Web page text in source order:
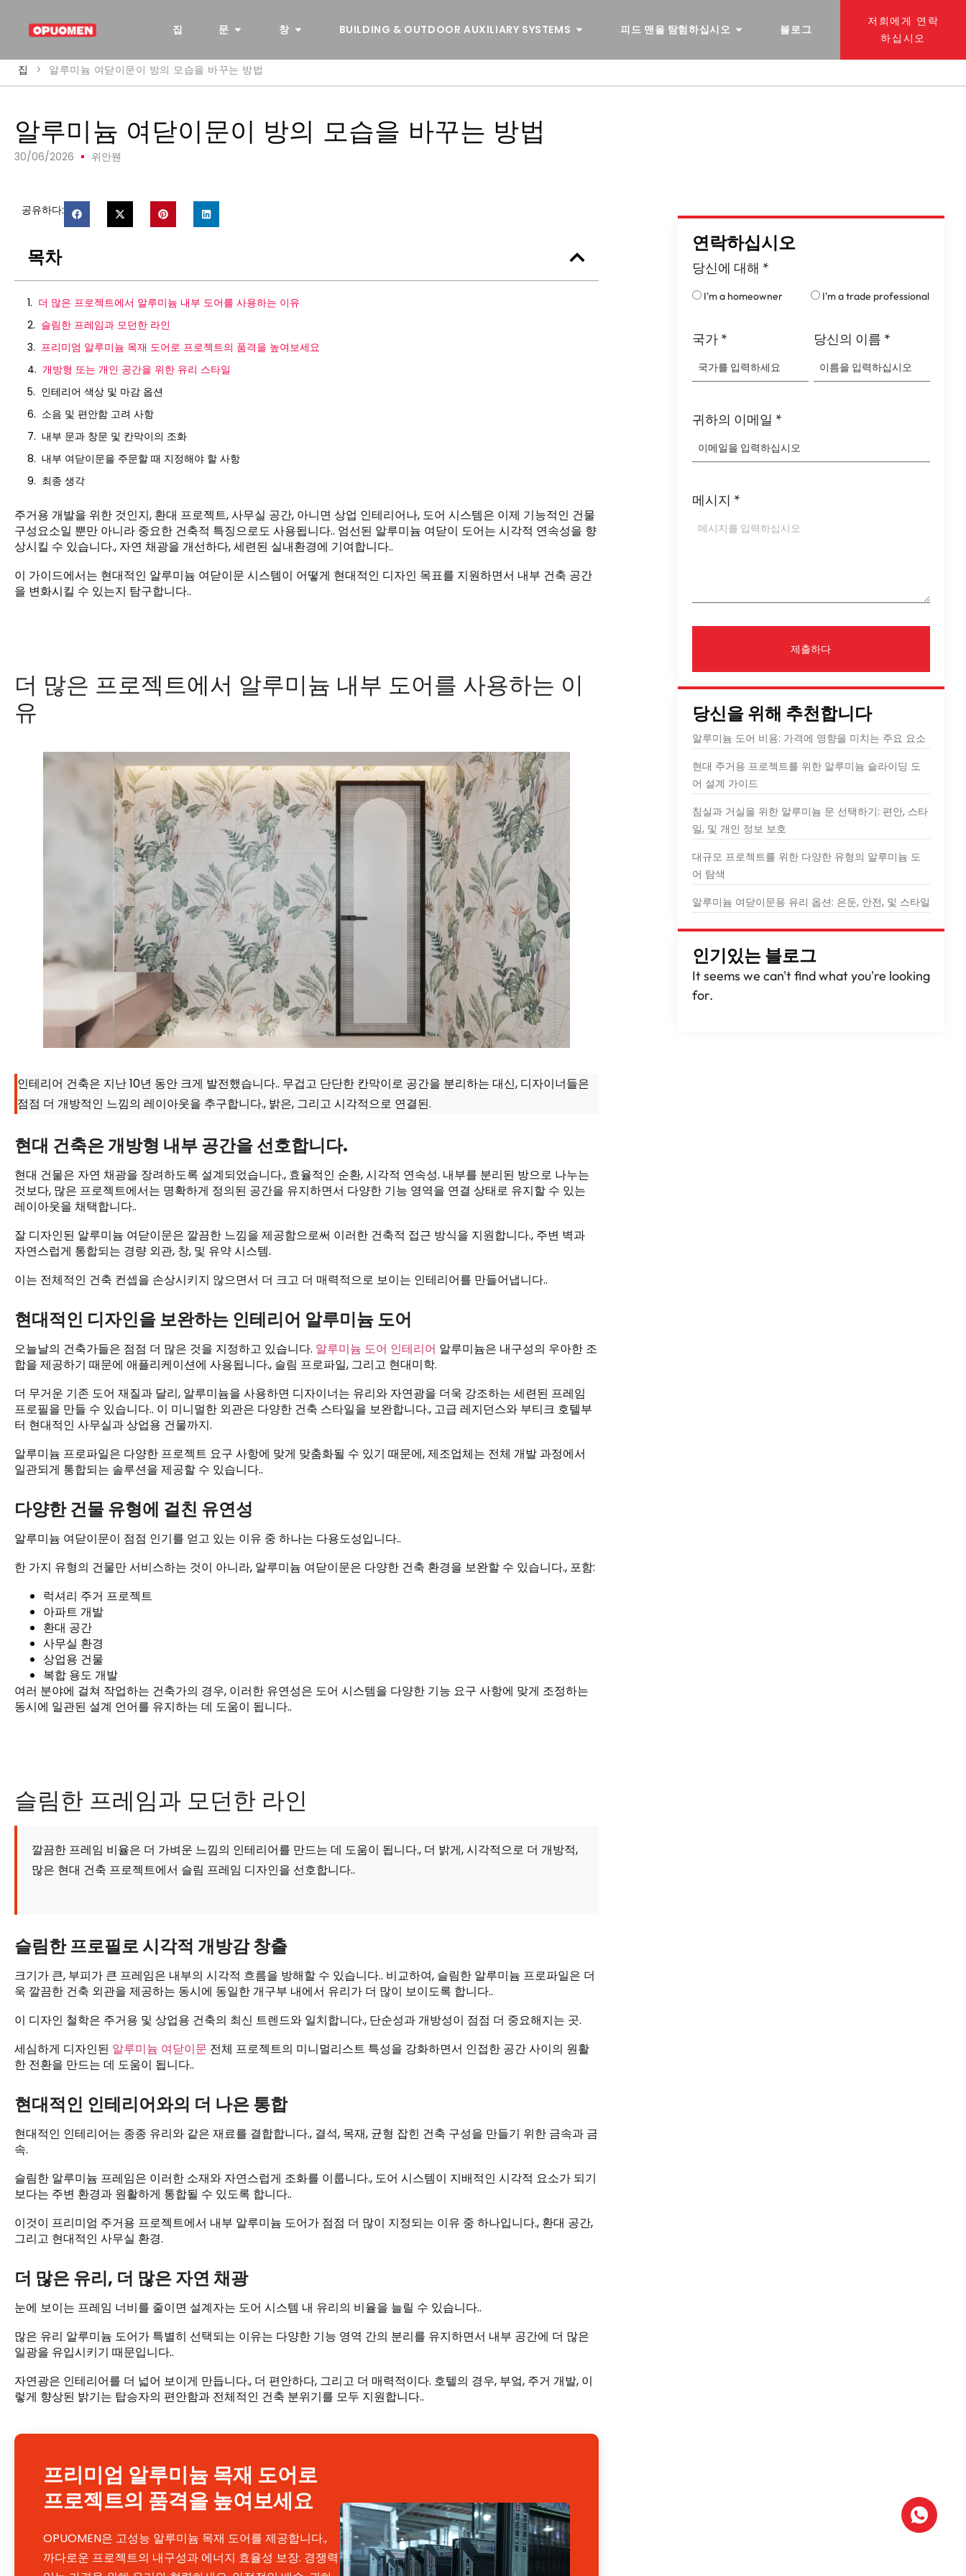
집 문 창 BUILDING & OUTDOOR AUXILIARY SYSTEMS 피드 맨을 탐험하십시오 블로그
저희에게 연락
하십시오
집 > 알루미늄 여닫이문이 방의 모습을 바꾸는 방법
알루미늄 여닫이문이 방의 모습을 바꾸는 방법
30/06/2026 위안웬
공유하다:
목차
더 많은 프로젝트에서 알루미늄 내부 도어를 사용하는 이유
슬림한 프레임과 모던한 라인
프리미엄 알루미늄 목재 도어로 프로젝트의 품격을 높여보세요
개방형 또는 개인 공간을 위한 유리 스타일
인테리어 색상 및 마감 옵션
소음 및 편안함 고려 사항
내부 문과 창문 및 칸막이의 조화
내부 여닫이문을 주문할 때 지정해야 할 사항
최종 생각
주거용 개발을 위한 것인지, 환대 프로젝트, 사무실 공간, 아니면 상업 인테리어나, 도어 시스템은 이제 기능적인 건물
구성요소일 뿐만 아니라 중요한 건축적 특징으로도 사용됩니다.. 엄선된 알루미늄 여닫이 도어는 시각적 연속성을 향
상시킬 수 있습니다., 자연 채광을 개선하다, 세련된 실내환경에 기여합니다..
이 가이드에서는 현대적인 알루미늄 여닫이문 시스템이 어떻게 현대적인 디자인 목표를 지원하면서 내부 건축 공간
을 변화시킬 수 있는지 탐구합니다..
더 많은 프로젝트에서 알루미늄 내부 도어를 사용하는 이
유
인테리어 건축은 지난 10년 동안 크게 발전했습니다.. 무겁고 단단한 칸막이로 공간을 분리하는 대신, 디자이너들은
점점 더 개방적인 느낌의 레이아웃을 추구합니다., 밝은, 그리고 시각적으로 연결된.
현대 건축은 개방형 내부 공간을 선호합니다.
현대 건물은 자연 채광을 장려하도록 설계되었습니다., 효율적인 순환, 시각적 연속성. 내부를 분리된 방으로 나누는
것보다, 많은 프로젝트에서는 명확하게 정의된 공간을 유지하면서 다양한 기능 영역을 연결 상태로 유지할 수 있는
레이아웃을 채택합니다..
잘 디자인된 알루미늄 여닫이문은 깔끔한 느낌을 제공함으로써 이러한 건축적 접근 방식을 지원합니다., 주변 벽과
자연스럽게 통합되는 경량 외관, 창, 및 유약 시스템.
이는 전체적인 건축 컨셉을 손상시키지 않으면서 더 크고 더 매력적으로 보이는 인테리어를 만들어냅니다..
현대적인 디자인을 보완하는 인테리어 알루미늄 도어
오늘날의 건축가들은 점점 더 많은 것을 지정하고 있습니다. 알루미늄 도어 인테리어 알루미늄은 내구성의 우아한 조
합을 제공하기 때문에 애플리케이션에 사용됩니다., 슬림 프로파일, 그리고 현대미학.
더 무거운 기존 도어 재질과 달리, 알루미늄을 사용하면 디자이너는 유리와 자연광을 더욱 강조하는 세련된 프레임
프로필을 만들 수 있습니다.. 이 미니멀한 외관은 다양한 건축 스타일을 보완합니다., 고급 레지던스와 부티크 호텔부
터 현대적인 사무실과 상업용 건물까지.
알루미늄 프로파일은 다양한 프로젝트 요구 사항에 맞게 맞춤화될 수 있기 때문에, 제조업체는 전체 개발 과정에서
일관되게 통합되는 솔루션을 제공할 수 있습니다..
다양한 건물 유형에 걸친 유연성
알루미늄 여닫이문이 점점 인기를 얻고 있는 이유 중 하나는 다용도성입니다..
한 가지 유형의 건물만 서비스하는 것이 아니라, 알루미늄 여닫이문은 다양한 건축 환경을 보완할 수 있습니다., 포함:
럭셔리 주거 프로젝트
아파트 개발
환대 공간
사무실 환경
상업용 건물
복합 용도 개발
여러 분야에 걸쳐 작업하는 건축가의 경우, 이러한 유연성은 도어 시스템을 다양한 기능 요구 사항에 맞게 조정하는
동시에 일관된 설계 언어를 유지하는 데 도움이 됩니다..
슬림한 프레임과 모던한 라인
깔끔한 프레임 비율은 더 가벼운 느낌의 인테리어를 만드는 데 도움이 됩니다., 더 밝게, 시각적으로 더 개방적,
많은 현대 건축 프로젝트에서 슬림 프레임 디자인을 선호합니다..
슬림한 프로필로 시각적 개방감 창출
크기가 큰, 부피가 큰 프레임은 내부의 시각적 흐름을 방해할 수 있습니다.. 비교하여, 슬림한 알루미늄 프로파일은 더
욱 깔끔한 건축 외관을 제공하는 동시에 동일한 개구부 내에서 유리가 더 많이 보이도록 합니다..
이 디자인 철학은 주거용 및 상업용 건축의 최신 트렌드와 일치합니다., 단순성과 개방성이 점점 더 중요해지는 곳.
세심하게 디자인된 알루미늄 여닫이문 전체 프로젝트의 미니멀리스트 특성을 강화하면서 인접한 공간 사이의 원활
한 전환을 만드는 데 도움이 됩니다..
현대적인 인테리어와의 더 나은 통합
현대적인 인테리어는 종종 유리와 같은 재료를 결합합니다., 결석, 목재, 균형 잡힌 건축 구성을 만들기 위한 금속과 금
속.
슬림한 알루미늄 프레임은 이러한 소재와 자연스럽게 조화를 이룹니다., 도어 시스템이 지배적인 시각적 요소가 되기
보다는 주변 환경과 원활하게 통합될 수 있도록 합니다..
이것이 프리미엄 주거용 프로젝트에서 내부 알루미늄 도어가 점점 더 많이 지정되는 이유 중 하나입니다., 환대 공간,
그리고 현대적인 사무실 환경.
더 많은 유리, 더 많은 자연 채광
눈에 보이는 프레임 너비를 줄이면 설계자는 도어 시스템 내 유리의 비율을 늘릴 수 있습니다..
많은 유리 알루미늄 도어가 특별히 선택되는 이유는 다양한 기능 영역 간의 분리를 유지하면서 내부 공간에 더 많은
일광을 유입시키기 때문입니다..
자연광은 인테리어를 더 넓어 보이게 만듭니다., 더 편안하다, 그리고 더 매력적이다. 호텔의 경우, 부엌, 주거 개발, 이
렇게 향상된 밝기는 탑승자의 편안함과 전체적인 건축 분위기를 모두 지원합니다..
프리미엄 알루미늄 목재 도어로
프로젝트의 품격을 높여보세요
OPUOMEN은 고성능 알루미늄 목재 도어를 제공합니다.,
까다로운 프로젝트의 내구성과 에너지 효율성 보장. 경쟁력
연락하십시오
당신에 대해 *
I'm a homeowner I'm a trade professional
국가 * 당신의 이름 *
귀하의 이메일 *
메시지 *
제출하다
당신을 위해 추천합니다
알루미늄 도어 비용: 가격에 영향을 미치는 주요 요소
현대 주거용 프로젝트를 위한 알루미늄 슬라이딩 도
어 설계 가이드
침실과 거실을 위한 알루미늄 문 선택하기: 편안, 스타
일, 및 개인 정보 보호
대규모 프로젝트를 위한 다양한 유형의 알루미늄 도
어 탐색
알루미늄 여닫이문용 유리 옵션: 은둔, 안전, 및 스타일
인기있는 블로그
It seems we can't find what you're looking
for.